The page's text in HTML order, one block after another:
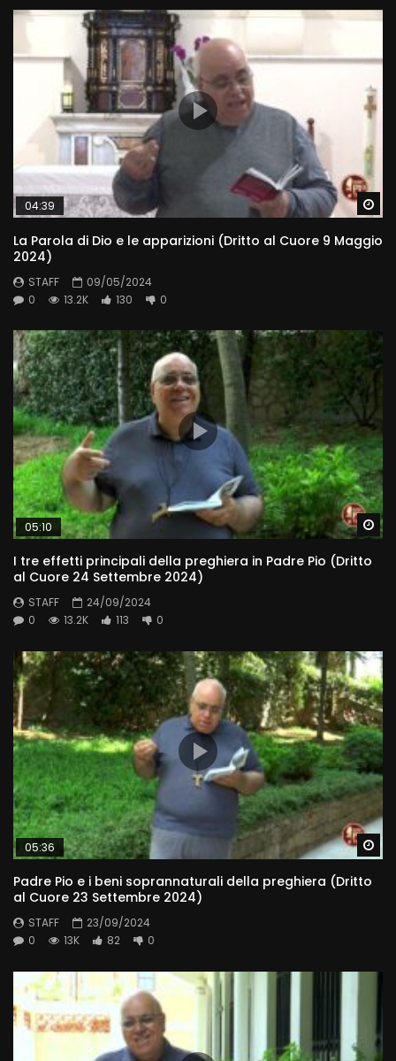
04:39
La Parola di Dio e le apparizioni (Dritto al Cuore 9 Maggio
2024)
STAFF
09/05/2024
0
13.2K 130 0
05:10
I tre effetti principali della preghiera in Padre Pio (Dritto
al Cuore 24 Settembre 2024)
STAFF
24/09/2024
0
13.2K 113 0
05:36
Padre Pio e i beni soprannaturali della preghiera (Dritto
al Cuore 23 Settembre 2024)
STAFF
23/09/2024
0
13K 82 0